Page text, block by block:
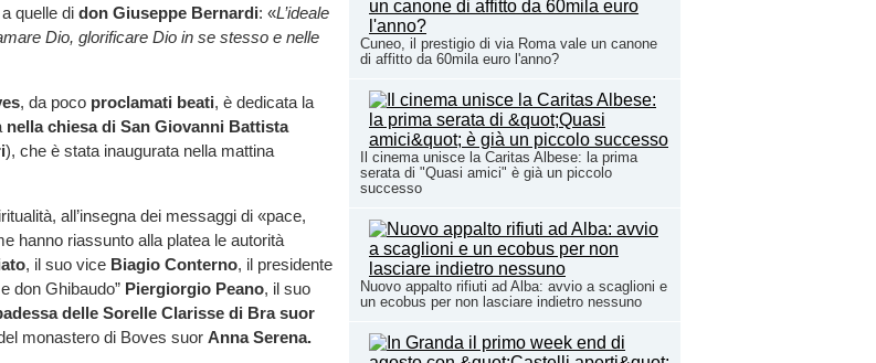
Cuneo, il prestigio di via Roma vale un canone
di affitto da 60mila euro l'anno?
Il cinema unisce la Caritas Albese: la prima
serata di "Quasi amici" è già un piccolo
successo
Nuovo appalto rifiuti ad Alba: avvio a scaglioni e
un ecobus per non lasciare indietro nessuno
quelle di don Giuseppe Bernardi: «L’ideale
Dio, glorificare Dio in se stesso e nelle
, da poco proclamati beati, è dedicata la
nella chiesa di San Giovanni Battista
), che è stata inaugurata nella mattina
all’insegna dei messaggi di «pace,
hanno riassunto alla platea le autorità
, il suo vice Biagio Conterno, il presidente
don Ghibaudo” Piergiorgio Peano, il suo
delle Sorelle Clarisse di Bra suor
monastero di Boves suor Anna Serena.